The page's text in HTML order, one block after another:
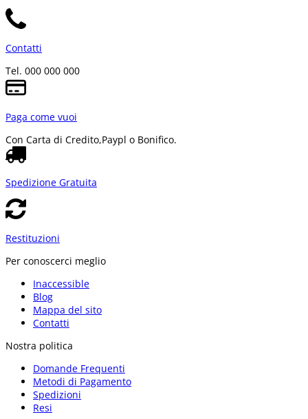
Contatti
Tel. 000 000 000
Paga come vuoi
Con Carta di Credito,Paypl o Bonifico.
Spedizione Gratuita
Restituzioni
Per conoscerci meglio
Inaccessible
Blog
Mappa del sito
Contatti
Nostra politica
Domande Frequenti
Metodi di Pagamento
Spedizioni
Resi